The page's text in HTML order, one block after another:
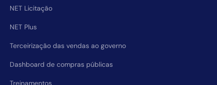
NET Licitação
NET Plus
Terceirização das vendas ao governo
Dashboard de compras públicas
Treinamentos